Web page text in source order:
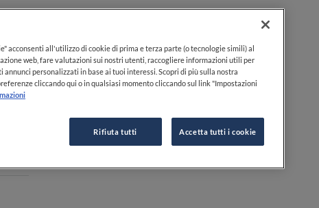
acconsenti all'utilizzo di cookie di prima e terza parte (o tecnologie simili) al
web, fare valutazioni sui nostri utenti, raccogliere informazioni utili per
personalizzati in base ai tuoi interessi. Scopri di più sulla nostra
cliccando qui o in qualsiasi momento cliccando sul link "Impostazioni